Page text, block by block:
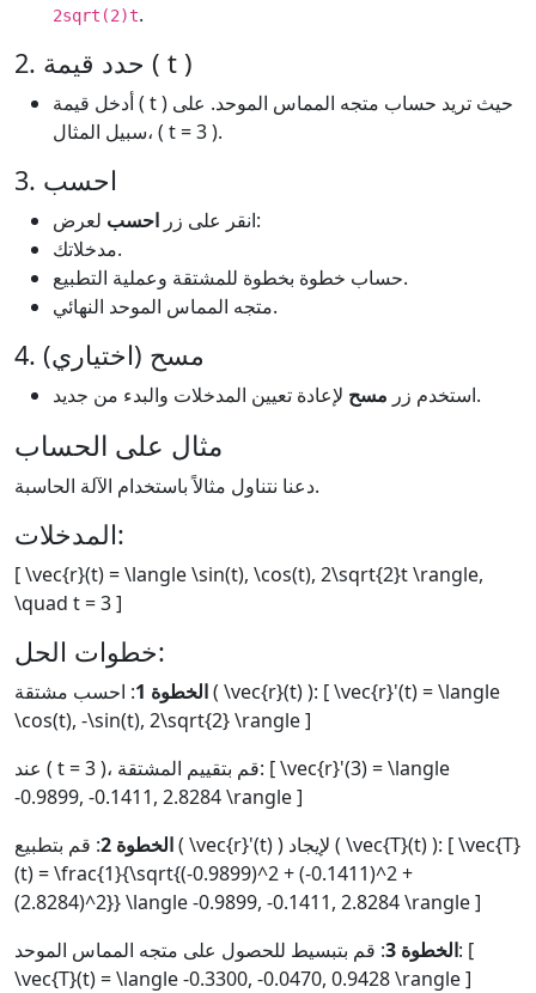
2sqrt(2)t.
2. حدد قيمة ( t )
أدخل قيمة ( t ) حيث تريد حساب متجه المماس الموحد. على
سبيل المثال، ( t = 3 ).
3. احسب
انقر على زر احسب
لعرض:
مدخلاتك.
حساب خطوة بخطوة للمشتقة وعملية التطبيع.
متجه المماس الموحد النهائي.
4. مسح (اختياري)
استخدم زر مسح لإعادة تعيين المدخلات والبدء من جديد.
مثال على الحساب
دعنا نتناول مثالاً باستخدام الآلة الحاسبة.
المدخلات:
[ \vec{r}(t) = \langle \sin(t), \cos(t), 2\sqrt{2}t \rangle,
\quad t = 3 ]
خطوات الحل:
الخطوة 1
: احسب مشتقة ( \vec{r}(t) ): [ \vec{r}'(t) = \langle
\cos(t), -\sin(t), 2\sqrt{2} \rangle ]
عند ( t = 3 )، قم بتقييم المشتقة: [ \vec{r}'(3) = \langle
-0.9899, -0.1411, 2.8284 \rangle ]
الخطوة 2
: قم بتطبيع ( \vec{r}'(t) ) لإيجاد ( \vec{T}(t) ): [ \vec{T}
(t) = \frac{1}{\sqrt{(-0.9899)^2 + (-0.1411)^2 +
(2.8284)^2}} \langle -0.9899, -0.1411, 2.8284 \rangle ]
الخطوة 3
: قم بتبسيط للحصول على متجه المماس الموحد: [
\vec{T}(t) = \langle -0.3300, -0.0470, 0.9428 \rangle ]